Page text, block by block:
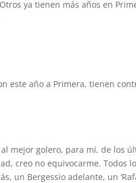
ya tienen más años en
este año a Primera, tienen
mejor golero, para mí, de los
creo no equivocarme. Todos
un Bergessio adelante, un